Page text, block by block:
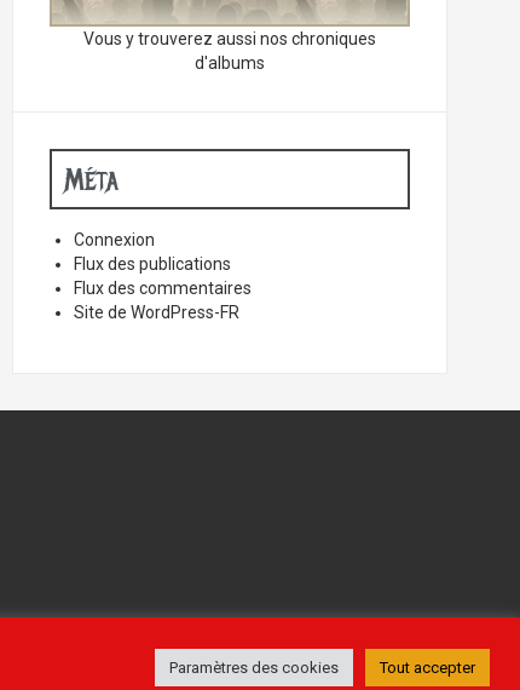
Vous y trouverez aussi nos chroniques
d'albums
Méta
Connexion
Flux des publications
Flux des commentaires
Site de WordPress-FR
Paramètres des cookies Tout accepter